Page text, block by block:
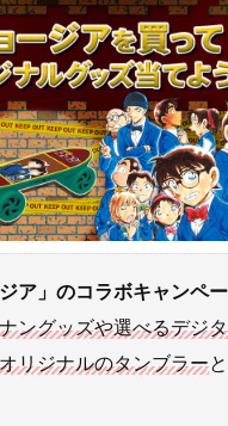
ア」のコラボキャンペー
ングッズや選べるデジ
リジナルのタンブラーと